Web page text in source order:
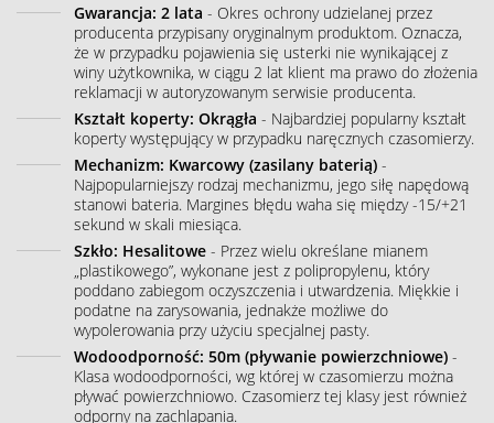
Gwarancja: 2 lata - Okres ochrony udzielanej przez
producenta przypisany oryginalnym produktom. Oznacza,
że w przypadku pojawienia się usterki nie wynikającej z
winy użytkownika, w ciągu 2 lat klient ma prawo do złożenia
reklamacji w autoryzowanym serwisie producenta.
Kształt koperty: Okrągła - Najbardziej popularny kształt
koperty występujący w przypadku naręcznych czasomierzy.
Mechanizm: Kwarcowy (zasilany baterią) -
Najpopularniejszy rodzaj mechanizmu, jego siłę napędową
stanowi bateria. Margines błędu waha się między -15/+21
sekund w skali miesiąca.
Szkło: Hesalitowe - Przez wielu określane mianem
„plastikowego”, wykonane jest z polipropylenu, który
poddano zabiegom oczyszczenia i utwardzenia. Miękkie i
podatne na zarysowania, jednakże możliwe do
wypolerowania przy użyciu specjalnej pasty.
Wodoodporność: 50m (pływanie powierzchniowe) -
Klasa wodoodporności, wg której w czasomierzu można
pływać powierzchniowo. Czasomierz tej klasy jest również
odporny na zachlapania.